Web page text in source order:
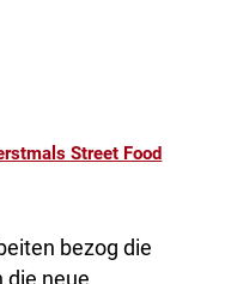
Street Food
bezog die